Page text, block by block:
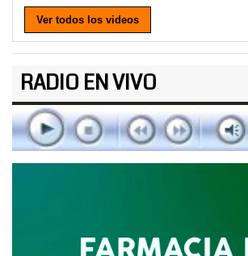
Ver todos los videos
RADIO EN VIVO